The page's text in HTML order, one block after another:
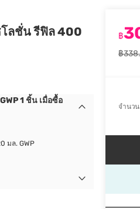
โลชั่น รีฟิล 400
฿
฿
จำนวน
1 ชิ้น เมื่อซื้อ
มล. GWP